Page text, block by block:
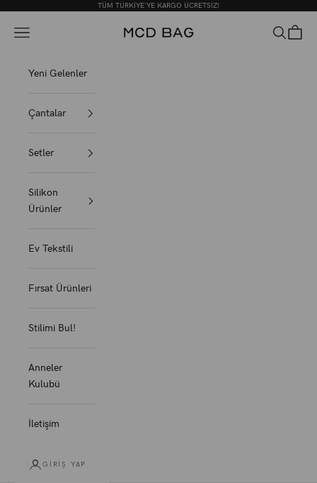
TÜM TÜRKİYE'YE KARGO ÜCRETSİZ!
MCD BAG
Menü Ara Sepet
Yeni Gelenler
Çantalar
Setler
Silikon
Ürünler
Ev Tekstili
Fırsat Ürünleri
Stilimi Bul!
Anneler
Kulubü
İletişim
GIRIŞ YAP